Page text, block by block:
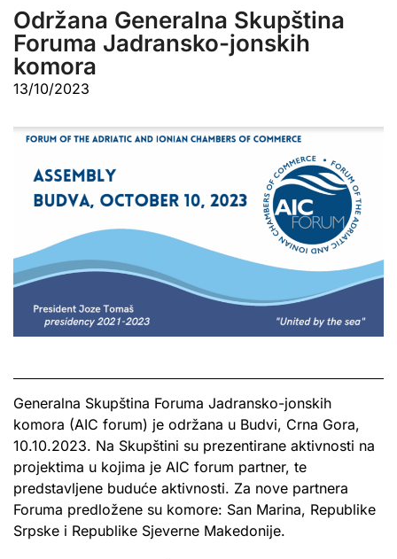
Održana Generalna Skupština
Foruma Jadransko-jonskih
komora
13/10/2023
Generalna Skupština Foruma Jadransko-jonskih
komora (AIC forum) je održana u Budvi, Crna Gora,
10.10.2023. Na Skupštini su prezentirane aktivnosti na
projektima u kojima je AIC forum partner, te
predstavljene buduće aktivnosti. Za nove partnera
Foruma predložene su komore: San Marina, Republike
Srpske i Republike Sjeverne Makedonije.